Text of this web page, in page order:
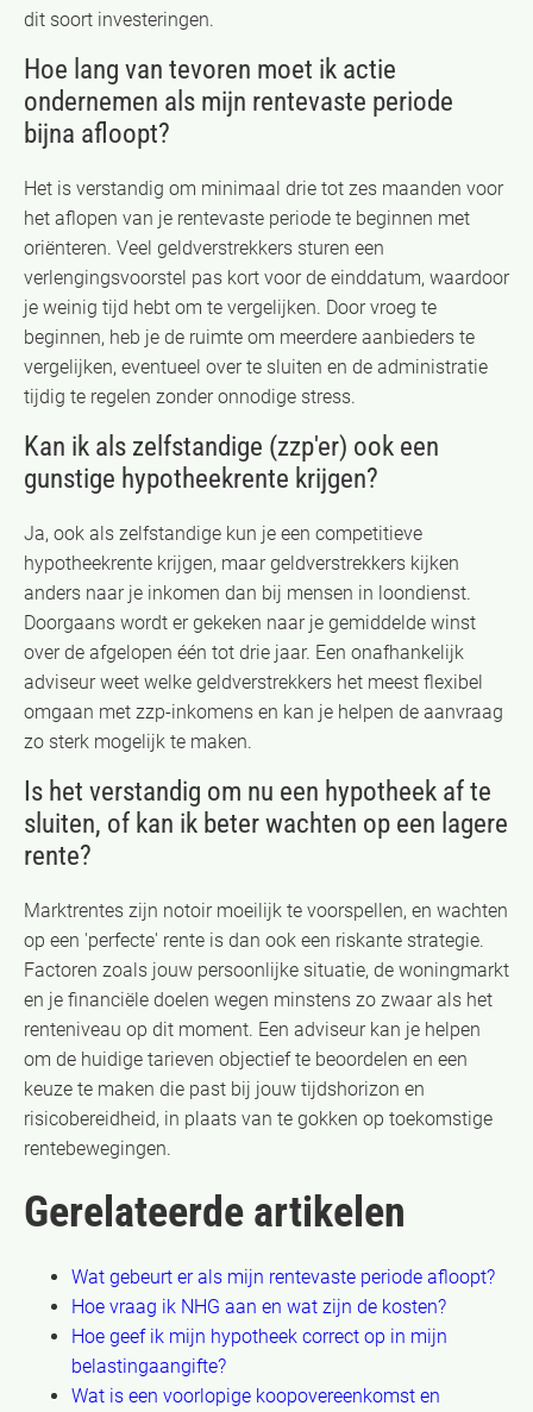
dit soort investeringen.
Hoe lang van tevoren moet ik actie
ondernemen als mijn rentevaste periode
bijna afloopt?
Het is verstandig om minimaal drie tot zes maanden voor
het aflopen van je rentevaste periode te beginnen met
oriënteren. Veel geldverstrekkers sturen een
verlengingsvoorstel pas kort voor de einddatum, waardoor
je weinig tijd hebt om te vergelijken. Door vroeg te
beginnen, heb je de ruimte om meerdere aanbieders te
vergelijken, eventueel over te sluiten en de administratie
tijdig te regelen zonder onnodige stress.
Kan ik als zelfstandige (zzp'er) ook een
gunstige hypotheekrente krijgen?
Ja, ook als zelfstandige kun je een competitieve
hypotheekrente krijgen, maar geldverstrekkers kijken
anders naar je inkomen dan bij mensen in loondienst.
Doorgaans wordt er gekeken naar je gemiddelde winst
over de afgelopen één tot drie jaar. Een onafhankelijk
adviseur weet welke geldverstrekkers het meest flexibel
omgaan met zzp-inkomens en kan je helpen de aanvraag
zo sterk mogelijk te maken.
Is het verstandig om nu een hypotheek af te
sluiten, of kan ik beter wachten op een lagere
rente?
Marktrentes zijn notoir moeilijk te voorspellen, en wachten
op een 'perfecte' rente is dan ook een riskante strategie.
Factoren zoals jouw persoonlijke situatie, de woningmarkt
en je financiële doelen wegen minstens zo zwaar als het
renteniveau op dit moment. Een adviseur kan je helpen
om de huidige tarieven objectief te beoordelen en een
keuze te maken die past bij jouw tijdshorizon en
risicobereidheid, in plaats van te gokken op toekomstige
rentebewegingen.
Gerelateerde artikelen
Wat gebeurt er als mijn rentevaste periode afloopt?
Hoe vraag ik NHG aan en wat zijn de kosten?
Hoe geef ik mijn hypotheek correct op in mijn
belastingaangifte?
Wat is een voorlopige koopovereenkomst en